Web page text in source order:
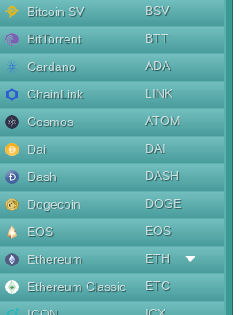
Bitcoin SV
BSV
BitTorrent
BTT
Cardano
ADA
ChainLink
LINK
Cosmos
ATOM
Dai
DAI
Dash
DASH
Dogecoin
DOGE
EOS
EOS
Ethereum
ETH
Ethereum Classic
ETC